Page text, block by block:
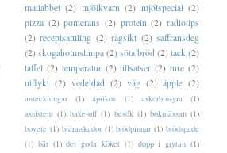
matlabbet (2) mjölkvarn (2) mjölspecial (2)
pizza (2) pomerans (2) protein (2) radiotips
(2) receptsamling (2) rågsikt (2) saffransdeg
(2) skogaholmslimpa (2) söta bröd (2) tack (2)
taffel (2) temperatur (2) tillsatser (2) ture (2)
utflykt (2) vedeldad (2) våg (2) äpple (2)
anteckningar (1) aprikos (1) askorbinsyra
(1)
assistent (1) bake-off (1) besök (1) bokmässan (1)
bovete (1) brännskador (1) brödpinnar (1) brödspade
(1) bär (1) det goda köket (1) dopp i grytan (1)